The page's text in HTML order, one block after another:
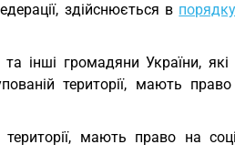
здійснюється в порядку
та інші громадяни України,
території, мають
мають право на